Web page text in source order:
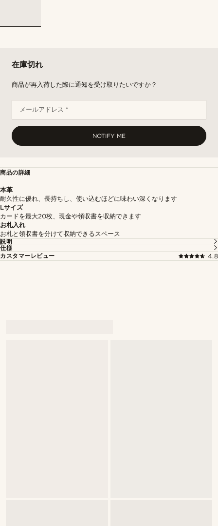
在庫切れ
商品が再入荷した際に通知を受け取りたいですか？
メールアドレス *
NOTIFY ME
商品の詳細
本革
耐久性に優れ、長持ちし、使い込むほどに味わい深くなります
Lサイズ
カードを最大20枚、現金や領収書を収納できます
お札入れ
お札と領収書を分けて収納できるスペース
説明
仕様
カスタマーレビュー
4.8